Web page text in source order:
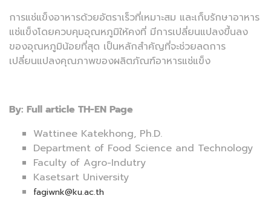
การแช่แข็งอาหารด้วยอัตราเร็วที่เหมาะสม และเก็บรักษาอาหาร
แช่แข็งโดยควบคุมอุณหภูมิให้คงที่ มีการเปลี่ยนแปลงขึ้นลง
ของอุณหภูมิน้อยที่สุด เป็นหลักสำคัญที่จะช่วยลดการ
เปลี่ยนแปลงคุณภาพของผลิตภัณฑ์อาหารแช่แข็ง
By: Full article TH-EN Page
Wattinee Katekhong, Ph.D.
Department of Food Science and Technology
Faculty of Agro-Indutry
Kasetsart University
fagiwnk@ku.ac.th